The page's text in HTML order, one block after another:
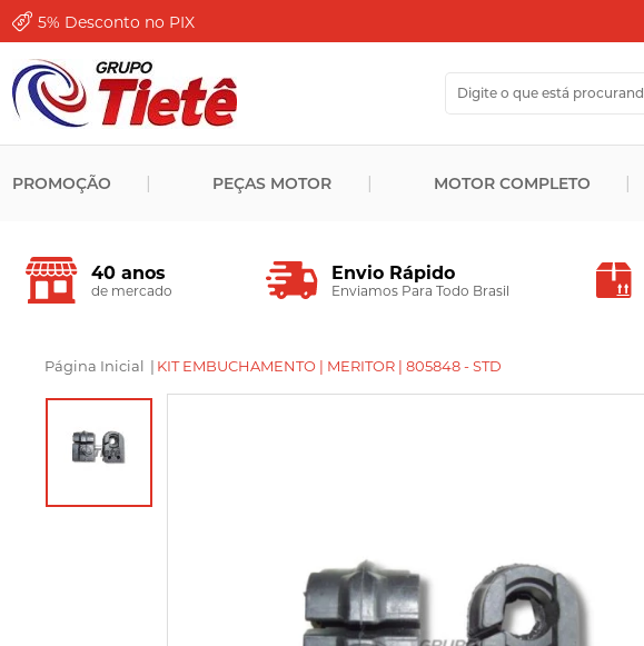
5% Desconto no PIX
PROMOÇÃO PEÇAS MOTOR MOTOR COMPLETO
40 anos
de mercado
Envio Rápido
Enviamos Para Todo Brasil
Página Inicial | KIT EMBUCHAMENTO | MERITOR | 805848 - STD